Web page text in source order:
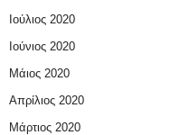
Ιούλιος 2020
Ιούνιος 2020
Μάιος 2020
Απρίλιος 2020
Μάρτιος 2020